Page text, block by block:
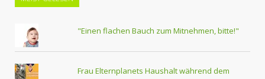
"Einen flachen Bauch zum Mitnehmen, bitte!"
Frau Elternplanets Haushalt während dem